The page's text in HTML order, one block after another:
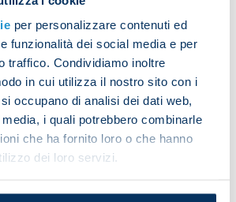
per personalizzare contenuti ed
funzionalità dei social media e per
traffico. Condividiamo inoltre
in cui utilizza il nostro sito con i
occupano di analisi dei dati web,
i quali potrebbero combinarle
che ha fornito loro o che hanno
dei loro servizi.
Team Opponent H/A
Napoli Fiorentina
Napoli Juventus A